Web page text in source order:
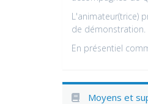
L'animateur(trice)
de démonstration.
En présentiel
Moyens et